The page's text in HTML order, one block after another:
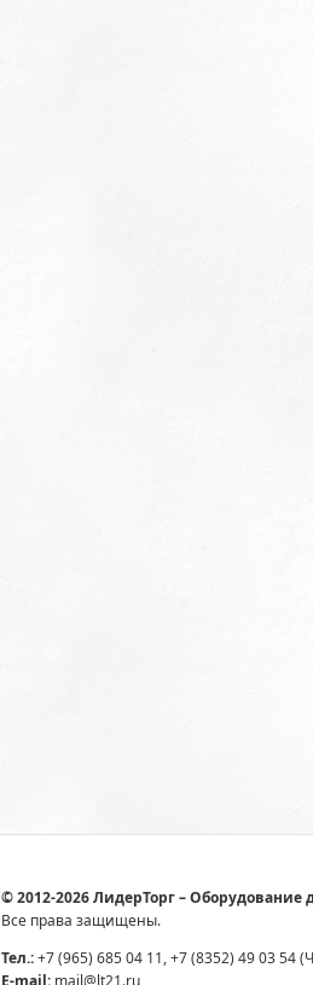
© 2012-2026 ЛидерТорг – Оборудование
Все права защищены.
Тел.:+7 (965) 685 04 11, +7 (8352) 49 03 54
E-mail: mail@lt21.ru